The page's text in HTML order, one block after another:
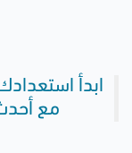
ابدأ استعدادك
مع أحدث